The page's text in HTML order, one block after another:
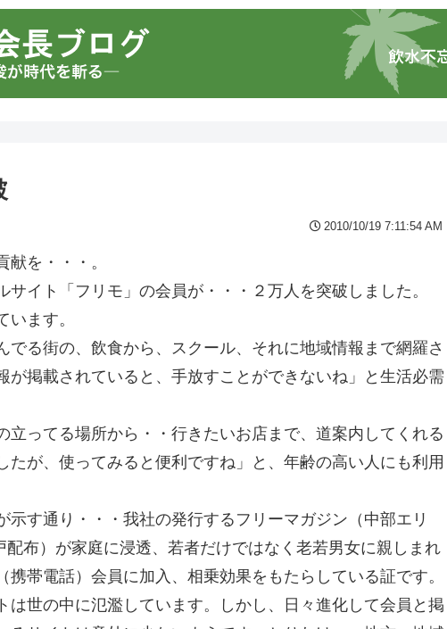
2010/10/19 7:11:54 AM
を・・・。
イト「フリモ」の会員が・・・２万人を突破しました。
ます。
る街の、飲食から、スクール、それに地域情報まで網羅さ
が掲載されていると、手放すことができないね」と生活必需
立ってる場所から・・行きたいお店まで、道案内してくれる
たが、使ってみると便利ですね」と、年齢の高い人にも利用
示す通り・・・我社の発行するフリーマガジン（中部エリ
布）が家庭に浸透、若者だけではなく老若男女に親しまれ
帯電話）会員に加入、相乗効果をもたらしている証です。
は世の中に氾濫しています。しかし、日々進化して会員と掲